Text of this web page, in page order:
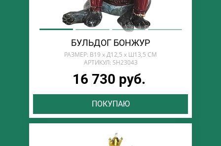
БУЛЬДОГ БОНЖУР
РАЗМЕР: В19 х Д12,5 х Ш13,5 СМ
АРТИКУЛ: SH23043
16 730 руб.
ПОКУПАЮ